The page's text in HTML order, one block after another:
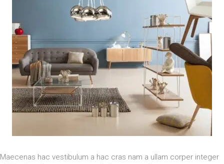
Maecenas hac vestibulum a hac cras nam a ullam corper integer